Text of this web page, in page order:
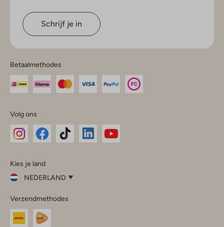
Schrijf je in
Betaalmethodes
Volg ons
InstagramFacebook
Kies je land
NEDERLAND
je
land
Nederland
Verzendmethodes